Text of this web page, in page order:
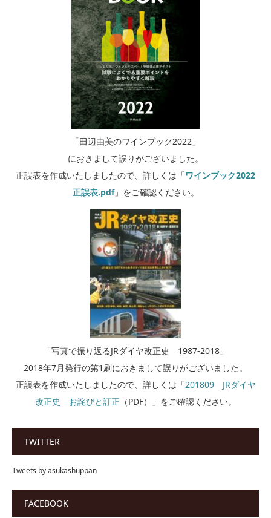
「田辺由美のワインブック2022」
におきまして誤りがございました。
正誤表を作成いたしましたので、詳しくは「ワインブック2022
正誤表.pdf」をご確認ください。
「写真で振り返るJRダイヤ改正史 1987-2018」
2018年7月発行の第1刷におきまして誤りがございました。
正誤表を作成いたしましたので、詳しくは「201809 JRダイヤ
改正史 お詫びと訂正 （PDF）」をご確認ください。
TWITTER
Tweets by asukashuppan
FACEBOOK